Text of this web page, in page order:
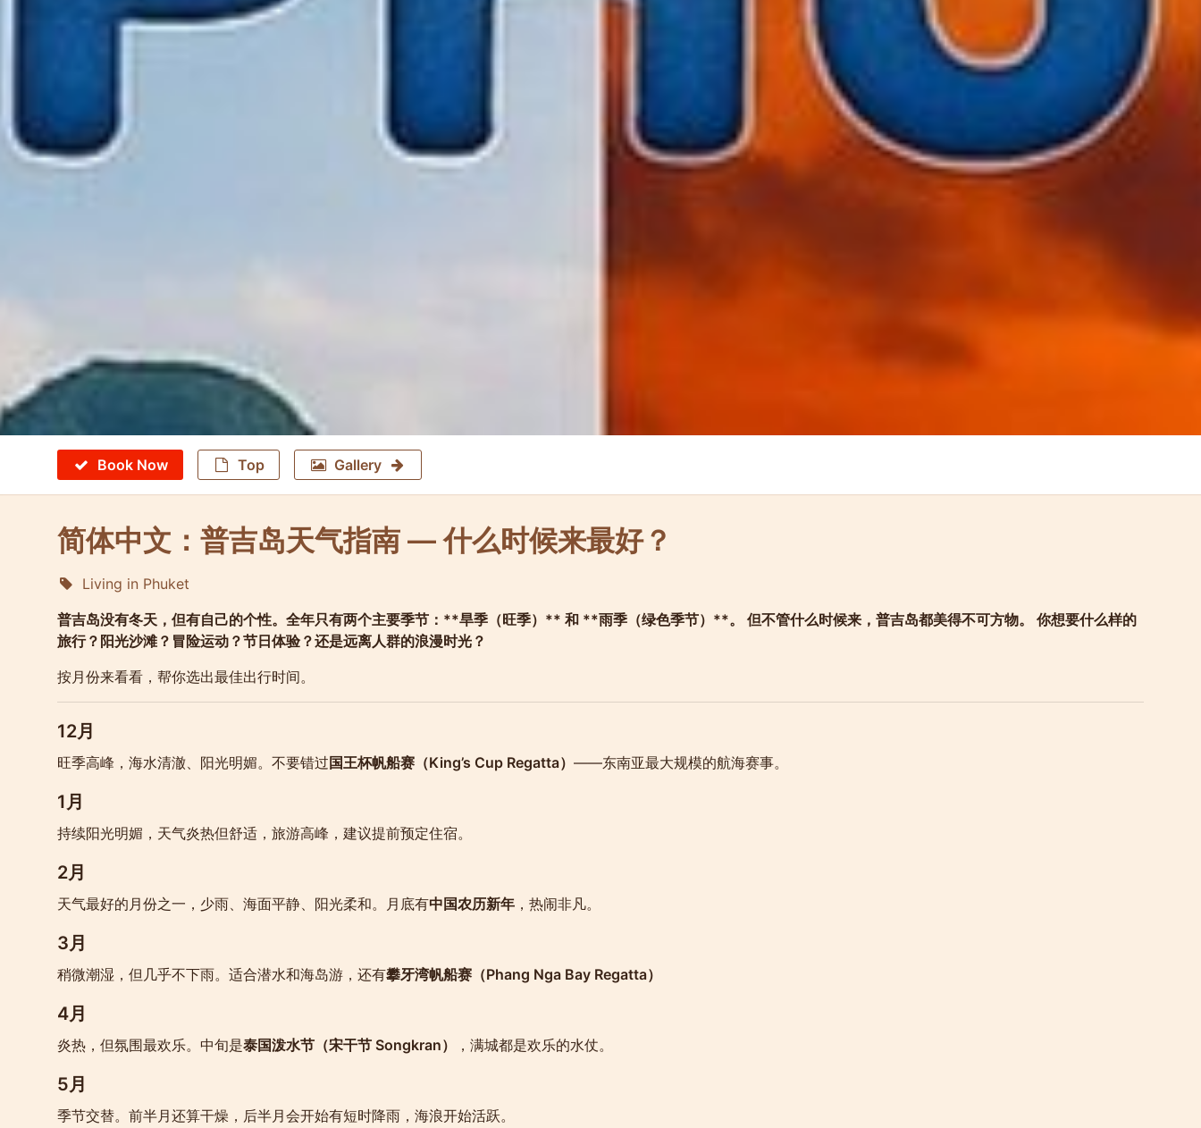
Book Now Top Gallery
简体中文：普吉岛天气指南 — 什么时候来最好？
Living in Phuket
普吉岛没有冬天，但有自己的个性。全年只有两个主要季节：**旱季（旺季）** 和 **雨季（绿色季节）**。 但不管什么时候来，普吉岛都美得不可方物。 你想要什么样的
旅行？阳光沙滩？冒险运动？节日体验？还是远离人群的浪漫时光？
按月份来看看，帮你选出最佳出行时间。
12月
旺季高峰，海水清澈、阳光明媚。不要错过国王杯帆船赛（King’s Cup Regatta） ——东南亚最大规模的航海赛事。
1月
持续阳光明媚，天气炎热但舒适，旅游高峰，建议提前预定住宿。
2月
天气最好的月份之一，少雨、海面平静、阳光柔和。月底有中国农历新年 ，热闹非凡。
3月
稍微潮湿，但几乎不下雨。适合潜水和海岛游，还有攀牙湾帆船赛（Phang Nga Bay Regatta）
4月
炎热，但氛围最欢乐。中旬是泰国泼水节（宋干节 Songkran） ，满城都是欢乐的水仗。
5月
季节交替。前半月还算干燥，后半月会开始有短时降雨，海浪开始活跃。